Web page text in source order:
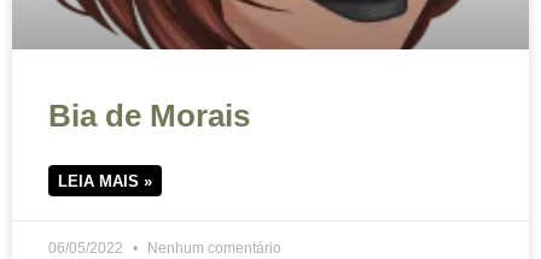
Bia de Morais
LEIA MAIS »
06/05/2022 Nenhum comentário